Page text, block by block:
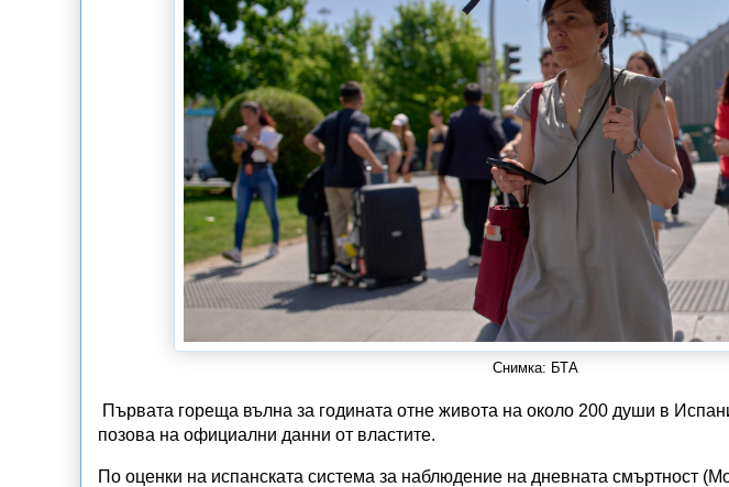
Снимка: БТА
Първата гореща вълна за годината отне живота на около 200 души в
позова на официални данни от властите.
По оценки на испанската система за наблюдение на дневната смъртност